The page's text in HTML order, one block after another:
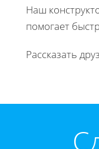
Наш
помогает
Рассказать